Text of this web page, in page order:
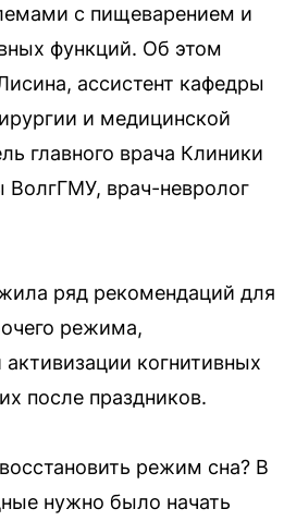
с пищеварением и
функций. Об этом
ассистент кафедры
и медицинской
главного врача Клиники
врач-невролог
ряд рекомендаций для
режима,
когнитивных
после праздников.
режим сна? В
нужно было начать